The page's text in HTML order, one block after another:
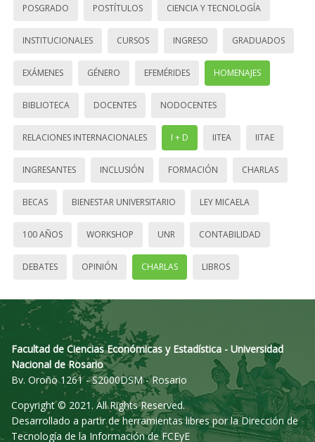
POSGRADO POSTÍTULOS CIENCIA Y TECNOLOGÍA
INSTITUCIONALES CURSOS INGRESO GRADUADOS
EXÁMENES GÉNERO EFEMÉRIDES HOMENAJES
BIBLIOTECA DOCENTES NODOCENTES
RELACIONES INTERNACIONALES I + D IITEA IITAE
INGRESANTES INCLUSIÓN FORMACIÓN CHARLAS
BECAS BIENESTAR UNIVERSITARIO LEY MICAELA
100 AÑOS WORKSHOP UNR CONTABILIDAD
DEBATES OPINIÓN CHARLAS LIBROS
Facultad de Ciencias Económicas y Estadística - Universidad
Nacional de Rosario
Bv. Oroño 1261 - S2000DSM - Rosario
Copyright © 2021. All Rights Reserved.
Desarrollado a partir de herramientas libres por la Dirección de
Tecnología de la Información de FCEyE